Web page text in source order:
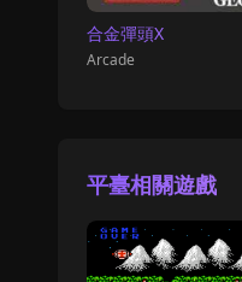
合金彈頭X
Arcade
平臺相關遊戲